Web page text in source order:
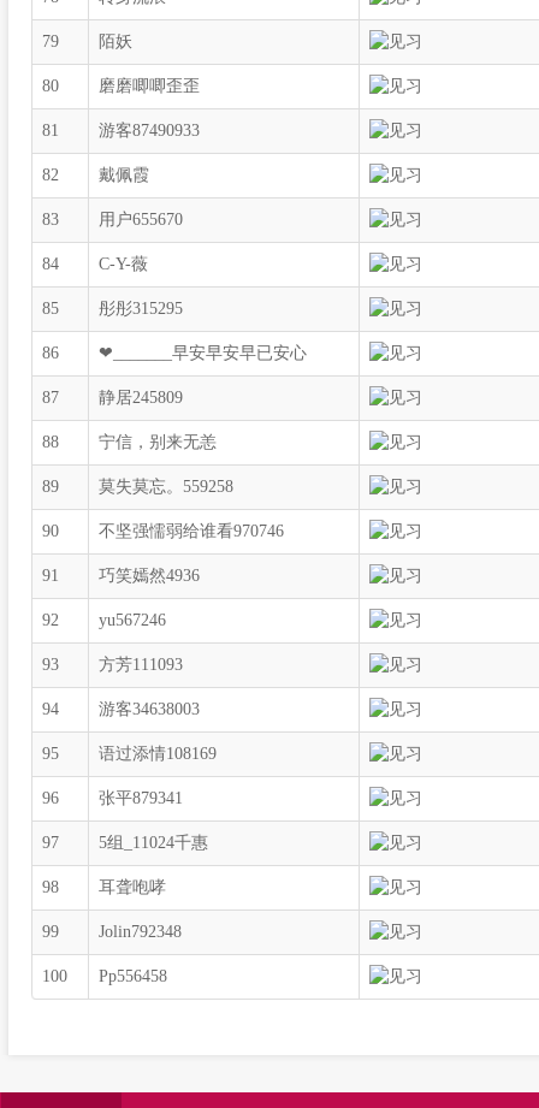
79 陌妖
80 磨磨唧唧歪歪
81 游客87490933
82 戴佩霞
83 用户655670
84 C-Y-薇
85 彤彤315295
86 ❤_______早安早安早已安心
87 静居245809
88 宁信，别来无恙
89 莫失莫忘。559258
90 不坚强懦弱给谁看970746
91 巧笑嫣然4936
92 yu567246
93 方芳111093
94 游客34638003
95 语过添情108169
96 张平879341
97 5组_11024千惠
98 耳聋咆哮
99 Jolin792348
100 Pp556458